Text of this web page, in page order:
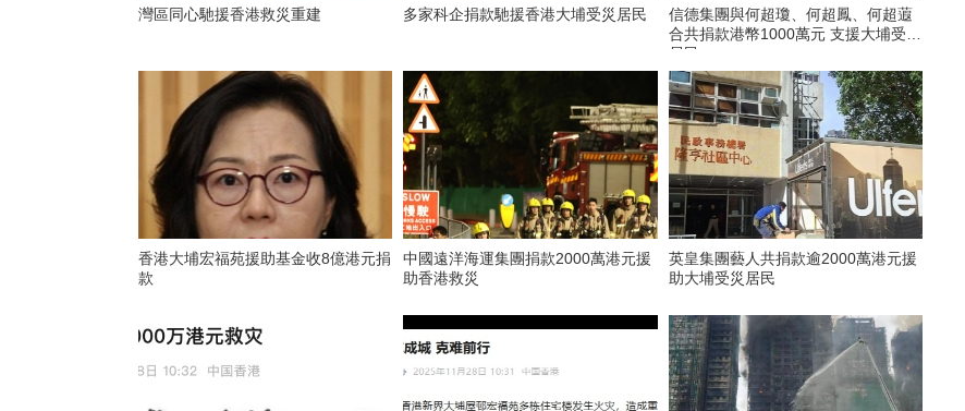
灣區同心馳援香港救災重建 多家科企捐款馳援香港大埔受災居民
信德集團與何超瓊、何超鳳、何超蕸
合共捐款港幣1000萬元 支援大埔受災
居民
香港大埔宏福苑援助基金收8億港元捐
款
中國遠洋海運集團捐款2000萬港元援
助香港救災
英皇集團藝人共捐款逾2000萬港元援
助大埔受災居民